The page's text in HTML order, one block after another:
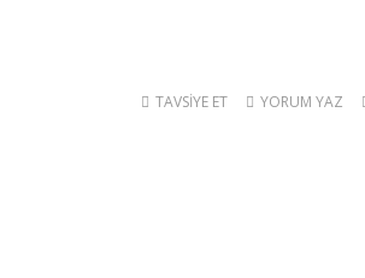
TAVSİYE ET YORUM YAZ